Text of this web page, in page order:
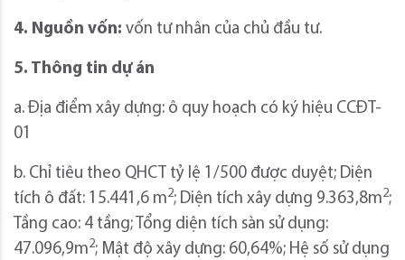
4. Nguồn vốn: vốn tư nhân của chủ đầu tư.
5. Thông tin dự án
a. Địa điểm xây dựng: ô quy hoạch có ký hiệu CCĐT-
01
b. Chỉ tiêu theo QHCT tỷ lệ 1/500 được duyệt; Diện
tích ô đất: 15.441,6 m2; Diện tích xây dựng 9.363,8m2;
Tầng cao: 4 tầng; Tổng diện tích sàn sử dụng:
47.096,9m2; Mật độ xây dựng: 60,64%; Hệ số sử dụng